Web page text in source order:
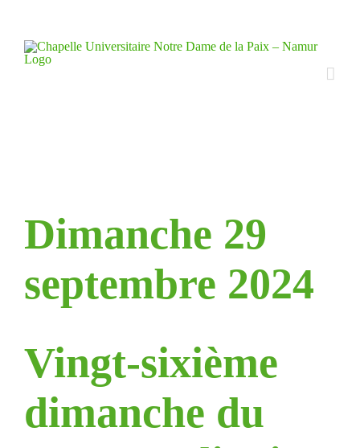
content
Dimanche 29
septembre 2024
Vingt-sixième
dimanche du